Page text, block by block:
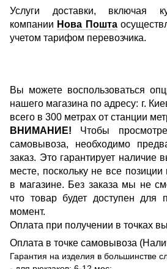
Услуги доставки, включая
компании Нова Пошта
учетом тарифом перевозчика.
Вы можете воспользоваться
нашего магазина по адресу: г.
всего в 300 метрах от станции
ВНИМАНИЕ! Чтобы
самовывоза, необходимо
заказ. Это гарантирует наличие
месте, поскольку не все позиции
в магазине. Без заказа мы не
что товар будет доступен для
момент.
Оплата при получении в точках
Оплата в точке самовывоза
Гарантия на изделия в большинстве